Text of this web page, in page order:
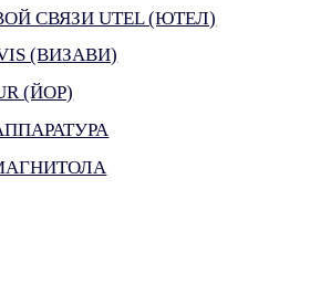
СВЯЗИ UTEL (ЮТЕЛ)
(ВИЗАВИ)
(ЙОР)